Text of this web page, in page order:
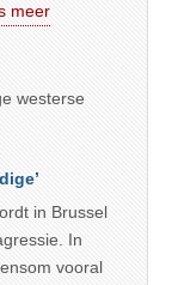
meer
westerse
in Brussel
In
vooral